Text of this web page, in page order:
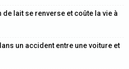
de lait se renverse et coûte la vie à
un accident entre une voiture et